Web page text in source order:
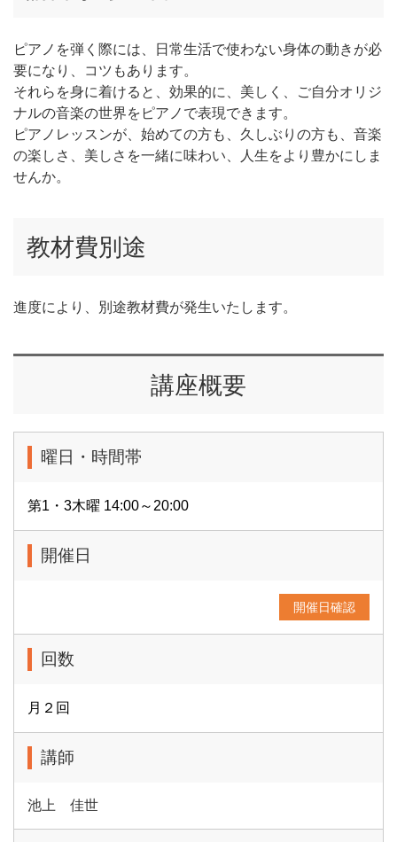
ピアノを弾く際には、日常生活で使わない身体の動きが必
要になり、コツもあります。
それらを身に着けると、効果的に、美しく、ご自分オリジ
ナルの音楽の世界をピアノで表現できます。
ピアノレッスンが、始めての方も、久しぶりの方も、音楽
の楽しさ、美しさを一緒に味わい、人生をより豊かにしま
せんか。
教材費別途
進度により、別途教材費が発生いたします。
講座概要
曜日・時間帯
第1・3木曜 14:00～20:00
開催日
開催日確認
回数
月２回
講師
池上 佳世